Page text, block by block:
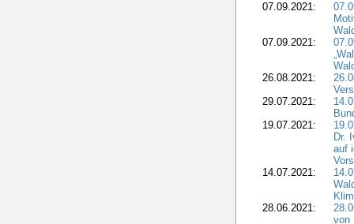
07.09.2021:
07.09.2021:
26.08.2021:
29.07.2021:
19.07.2021:
Dr.
auf
14.07.2021:
28.06.2021:
von